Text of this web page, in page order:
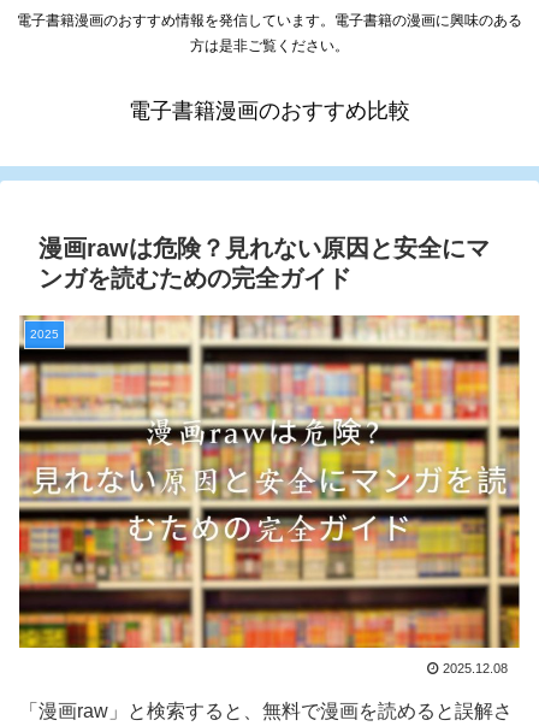
電子書籍漫画のおすすめ情報を発信しています。電子書籍の漫画に興味のある
方は是非ご覧ください。
電子書籍漫画のおすすめ比較
漫画rawは危険？見れない原因と安全にマ
ンガを読むための完全ガイド
2025
2025.12.08
「漫画raw」と検索すると、無料で漫画を読めると誤解さ